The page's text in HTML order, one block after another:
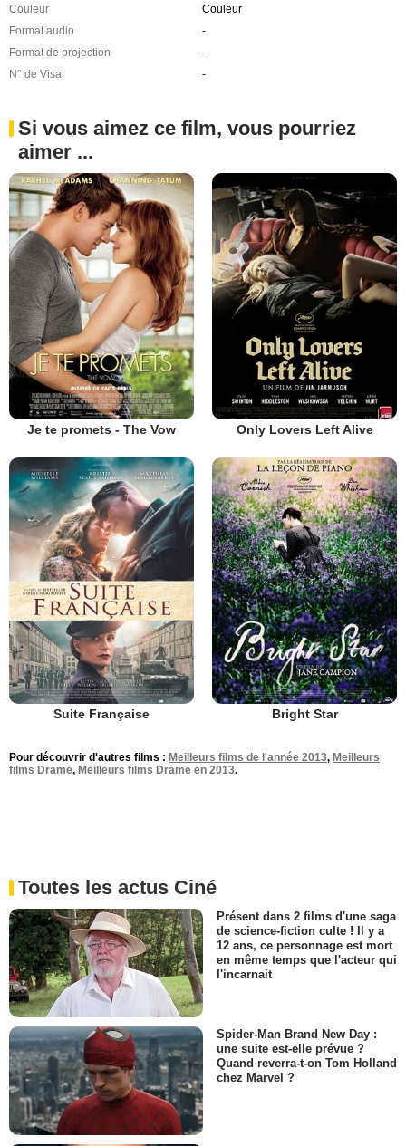
Couleur
Couleur
Format audio
-
Format de projection
-
N° de Visa
-
Si vous aimez ce film, vous pourriez
aimer ...
Je te promets - The Vow Only Lovers Left Alive
Suite Française Bright Star
Pour découvrir d'autres films : Meilleurs films de l'année 2013, Meilleurs
films Drame, Meilleurs films Drame en 2013.
Toutes les actus Ciné
Présent dans 2 films d'une saga
de science-fiction culte ! Il y a
12 ans, ce personnage est mort
en même temps que l'acteur qui
l'incarnait
Spider-Man Brand New Day :
une suite est-elle prévue ?
Quand reverra-t-on Tom Holland
chez Marvel ?